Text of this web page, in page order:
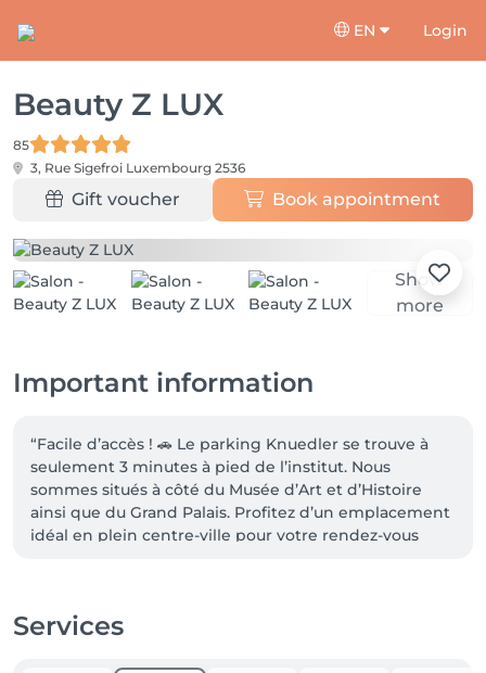
EN Login
Beauty Z LUX
85
3, Rue Sigefroi Luxembourg 2536
Gift voucher Book appointment
Show
more
Important information
“Facile d’accès ! 🚗 Le parking Knuedler se trouve à
seulement 3 minutes à pied de l’institut. Nous
sommes situés à côté du Musée d’Art et d’Histoire
ainsi que du Grand Palais. Profitez d’un emplacement
idéal en plein centre-ville pour votre rendez-vous
Services